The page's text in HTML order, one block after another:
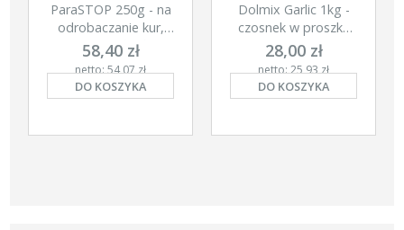
ParaSTOP 250g - na
odrobaczanie kur,
gołębi i świń
58,40 zł
netto: 54,07 zł
DO KOSZYKA
Dolmix Garlic 1kg -
czosnek w proszku
dla kur
28,00 zł
netto: 25,93 zł
DO KOSZYKA